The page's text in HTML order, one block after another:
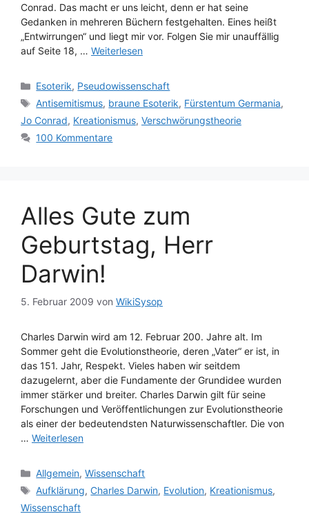
Conrad. Das macht er uns leicht, denn er hat seine
Gedanken in mehreren Büchern festgehalten. Eines heißt
„Entwirrungen“ und liegt mir vor. Folgen Sie mir unauffällig
auf Seite 18, … Weiterlesen
Kategorien
Esoterik, Pseudowissenschaft
Schlagwörter
Antisemitismus, braune Esoterik, Fürstentum Germania,
Jo Conrad, Kreationismus, Verschwörungstheorie
100 Kommentare
Alles Gute zum
Geburtstag, Herr
Darwin!
5. Februar 2009 von WikiSysop
Charles Darwin wird am 12. Februar 200. Jahre alt. Im
Sommer geht die Evolutionstheorie, deren „Vater“ er ist, in
das 151. Jahr, Respekt. Vieles haben wir seitdem
dazugelernt, aber die Fundamente der Grundidee wurden
immer stärker und breiter. Charles Darwin gilt für seine
Forschungen und Veröffentlichungen zur Evolutionstheorie
als einer der bedeutendsten Naturwissenschaftler. Die von
… Weiterlesen
Kategorien
Allgemein,Wissenschaft
Schlagwörter
Aufklärung,Charles Darwin, Evolution, Kreationismus,
Wissenschaft